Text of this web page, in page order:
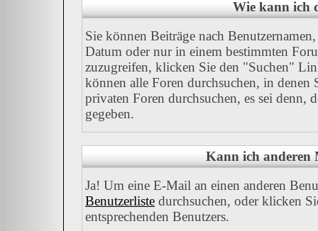
Wie kann ich
Sie können Beiträge nach
Datum oder nur in einem bestimmten
zuzugreifen, klicken Sie den "Suchen"
können alle Foren durchsuchen, in
privaten Foren durchsuchen, es sei denn,
gegeben.
Kann ich anderen
Ja! Um eine E-Mail an einen anderen
Benutzerliste durchsuchen, oder klicken
entsprechenden Benutzers.